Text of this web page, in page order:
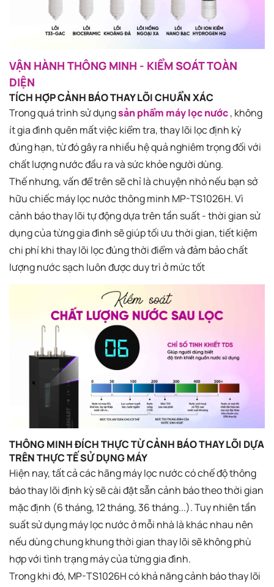
VẬN HÀNH THÔNG MINH - KIỂM SOÁT TOÀN
DIỆN
TÍCH HỢP CẢNH BÁO THAY LÕI CHUẨN XÁC
Trong quá trình sử dụngsản phẩm máy lọc nước, không
ít gia đình quên mất việc kiểm tra, thay lõi lọc định kỳ
đúng hạn, từ đó gây ra nhiều hệ quả nghiêm trọng đối với
chất lượng nước đầu ra và sức khỏe người dùng.
Thế nhưng, vấn để trên sẽ chỉ là chuyện nhỏ nếu bạn sở
hữu chiếc máy lọc nước thông minh MP-TS1026H. Vì
cảnh báo thay lõi tự động dựa trên tần suất - thời gian sử
dụng của từng gia đình sẽ giúp tối ưu thời gian, tiết kiệm
chi phí khi thay lõi lọc đúng thời điểm và đảm bảo chất
lượng nước sạch luôn được duy trì ở mức tốt
THÔNG MINH ĐÍCH THỰC TỪ CẢNH BÁO THAY LÕI DỰA
TRÊN THỰC TẾ SỬ DỤNG MÁY
Hiện nay, tất cả các hãng máy lọc nước có chế độ thông
báo thay lõi định kỳ sẽ cài đặt sẵn cảnh báo theo thời gian
mặc định (6 tháng, 12 tháng, 36 tháng...). Tuy nhiên tần
suất sử dụng máy lọc nước ở mỗi nhà là khác nhau nên
nếu dùng chung khung thời gian thay lõi sẽ không phù
hợp với tình trạng máy của từng gia đình.
Trong khi đó, MP-TS1026H có khả năng cảnh báo thay lõi